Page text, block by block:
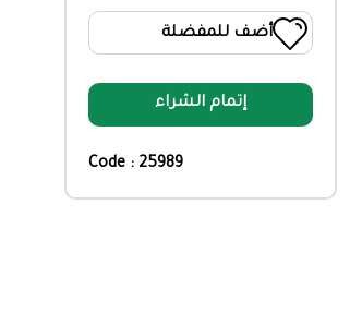
أضف للمفضلة
إتمام الشراء
Code : 25989